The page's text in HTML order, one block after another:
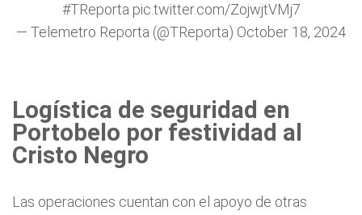
#TReporta pic.twitter.com/ZojwjtVMj7
— Telemetro Reporta (@TReporta) October 18, 2024
Logística de seguridad en
Portobelo por festividad al
Cristo Negro
Las operaciones cuentan con el apoyo de otras